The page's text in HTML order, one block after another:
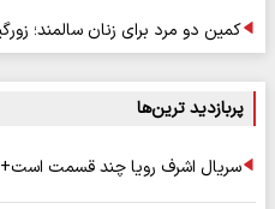
کمین دو مرد برای زنان سالمند؛
پربازدید ترین‌ها
سریال اشرف رویا چند قسمت است+